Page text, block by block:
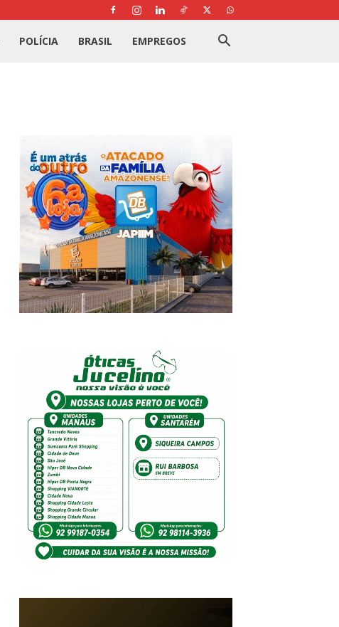
POLÍCIA BRASIL EMPREGOS